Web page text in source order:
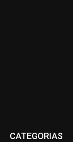
CATEGORIAS